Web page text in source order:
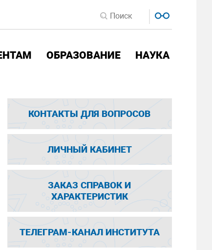
ОБРАЗОВАНИЕ НАУКА
КОНТАКТЫ ДЛЯ ВОПРОСОВ
ЛИЧНЫЙ КАБИНЕТ
ЗАКАЗ СПРАВОК И
ХАРАКТЕРИСТИК
ТЕЛЕГРАМ-КАНАЛ ИНСТИТУТА